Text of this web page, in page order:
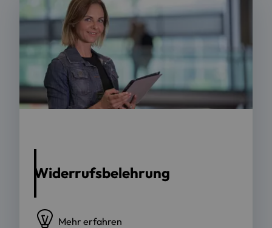
Widerrufsbelehrung
Mehr erfahren